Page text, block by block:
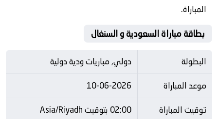
المباراة.
بطاقة مباراة السعودية و السنغال
البطولة
دولي, مباريات ودية دولية
موعد المباراة
10-06-2026
توقيت المباراة
02:00 بتوقيت Asia/Riyadh